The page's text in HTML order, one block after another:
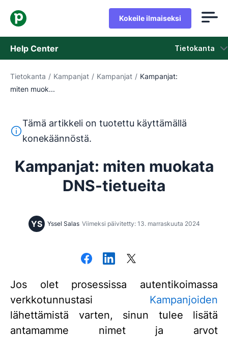
Kokeile ilmaiseksi
Help Center Tietokanta
Tietokanta
Ota yhteyttä tukeen
Tietokanta / Kampanjat / Kampanjat / Kampanjat:
miten muok...
Tämä teksti on käännetty englannista
Tämä artikkeli on tuotettu käyttämällä
konekäännöstä.
Kampanjat: miten muokata
DNS-tietueita
YS Yssel Salas Viimeksi päivitetty: 13. marraskuuta 2024
Jos olet prosessissa autentikoimassa
verkkotunnustasi Kampanjoiden
lähettämistä varten, sinun tulee lisätä
antamamme nimet ja arvot